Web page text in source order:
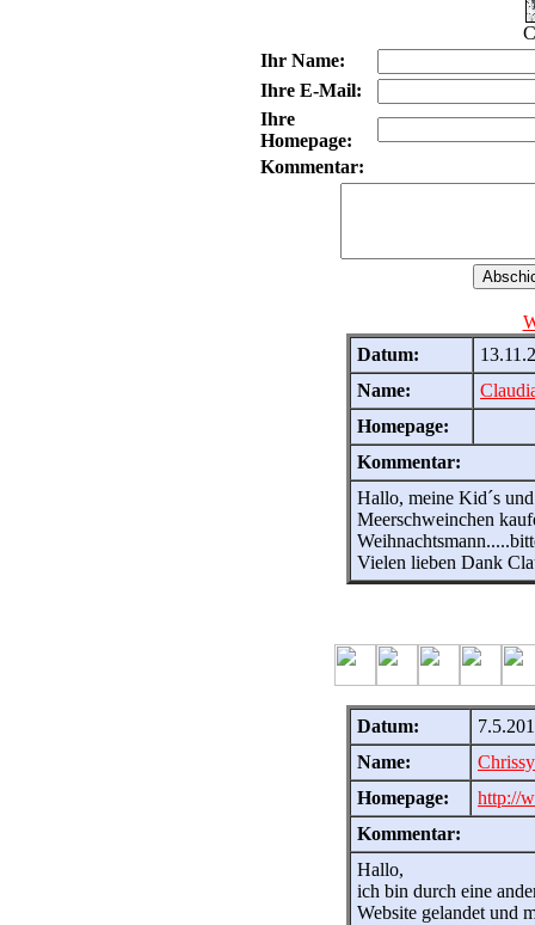
Ihr Name:
Ihre E-Mail:
Ihre
Homepage:
Kommentar:
Datum:
Name:
Homepage:
Kommentar:
Hallo, meine Kid´s
Meerschweinchen
Vielen lieben Dank
Datum:
Name:
Chrissy
Homepage:
http://
Kommentar:
Hallo,
ich bin durch eine
Website gelandet und